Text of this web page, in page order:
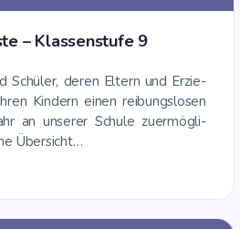
– Klas­sen­stu­fe 9
Schü­ler, deren Eltern und Erzie­
Kin­dern einen rei­bungs­lo­sen
an unse­rer Schu­le zuermög­li­
Übersicht…